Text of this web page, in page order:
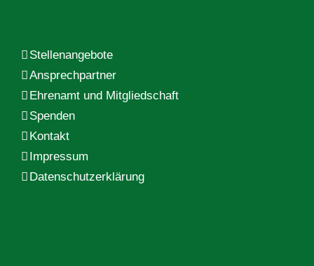
Stellenangebote
Ansprechpartner
Ehrenamt und Mitgliedschaft
Spenden
Kontakt
Impressum
Datenschutzerklärung